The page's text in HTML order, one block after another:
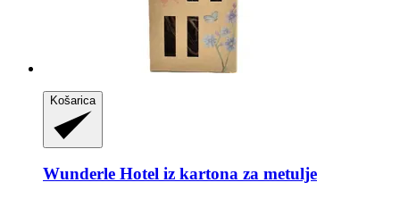
Košarica
Wunderle Hotel iz kartona za metulje